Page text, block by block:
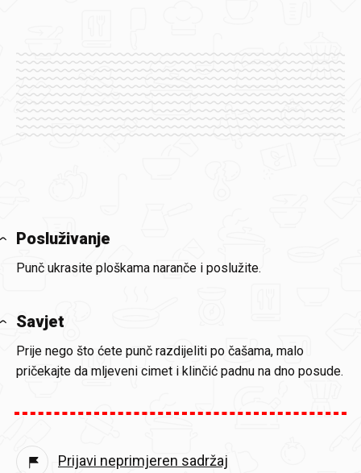
Posluživanje
Punč ukrasite ploškama naranče i poslužite.
Savjet
Prije nego što ćete punč razdijeliti po čašama, malo
pričekajte da mljeveni cimet i klinčić padnu na dno posude.
Prijavi neprimjeren sadržaj